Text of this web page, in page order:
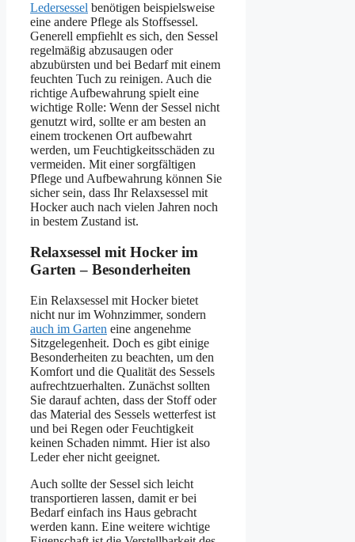
Ledersessel benötigen beispielsweise
eine andere Pflege als Stoffsessel.
Generell empfiehlt es sich, den Sessel
regelmäßig abzusaugen oder
abzubürsten und bei Bedarf mit einem
feuchten Tuch zu reinigen. Auch die
richtige Aufbewahrung spielt eine
wichtige Rolle: Wenn der Sessel nicht
genutzt wird, sollte er am besten an
einem trockenen Ort aufbewahrt
werden, um Feuchtigkeitsschäden zu
vermeiden. Mit einer sorgfältigen
Pflege und Aufbewahrung können Sie
sicher sein, dass Ihr Relaxsessel mit
Hocker auch nach vielen Jahren noch
in bestem Zustand ist.
Relaxsessel mit Hocker im
Garten – Besonderheiten
Ein Relaxsessel mit Hocker bietet
nicht nur im Wohnzimmer, sondern
auch im Garten eine angenehme
Sitzgelegenheit. Doch es gibt einige
Besonderheiten zu beachten, um den
Komfort und die Qualität des Sessels
aufrechtzuerhalten. Zunächst sollten
Sie darauf achten, dass der Stoff oder
das Material des Sessels wetterfest ist
und bei Regen oder Feuchtigkeit
keinen Schaden nimmt. Hier ist also
Leder eher nicht geeignet.
Auch sollte der Sessel sich leicht
transportieren lassen, damit er bei
Bedarf einfach ins Haus gebracht
werden kann. Eine weitere wichtige